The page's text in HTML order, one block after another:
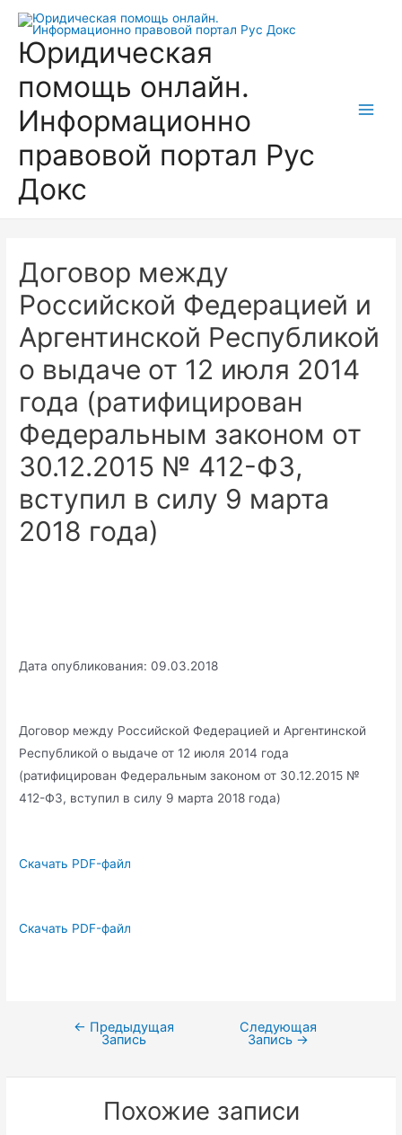
Перейти
содержимому
Юридическая
помощь онлайн.
Информационно
правовой портал Рус
Докс
Договор между
Российской Федерацией и
Аргентинской Республикой
о выдаче от 12 июля 2014
года (ратифицирован
Федеральным законом от
30.12.2015 № 412-ФЗ,
вступил в силу 9 марта
2018 года)
Дата опубликования: 09.03.2018
Договор между Российской Федерацией и Аргентинской
Республикой о выдаче от 12 июля 2014 года
(ратифицирован Федеральным законом от 30.12.2015 №
412-ФЗ, вступил в силу 9 марта 2018 года)
Скачать PDF-файл
Скачать PDF-файл
Навигация
записям
← Предыдущая
Запись
Следующая
Запись →
Похожие записи